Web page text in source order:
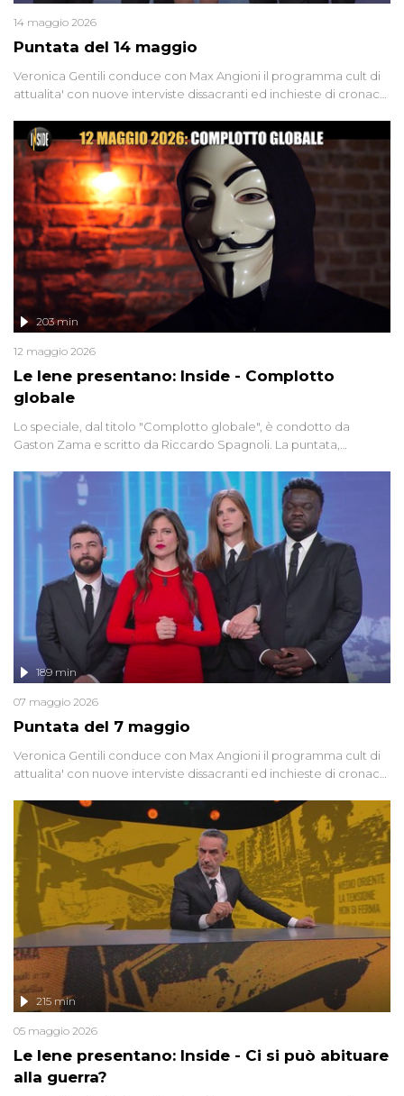
Puntata del 14 maggio
14 maggio 2026
Veronica Gentili conduce con Max Angioni il programma cult di
attualita' con nuove interviste dissacranti ed inchieste di cronaca
Le Iene presentano: Inside - Complotto
globale
203 min
12 maggio 2026
Lo speciale, dal titolo "Complotto globale", è condotto da
Gaston Zama e scritto da Riccardo Spagnoli. La puntata,
racconta l'universo delle narrazioni alternative, dei sospetti
globali e del complottismo che negli ultimi anni hanno invaso
social network, talk show, piazze digitali e immaginario collettivo.
Puntata del 7 maggio
189 min
07 maggio 2026
Veronica Gentili conduce con Max Angioni il programma cult di
attualita' con nuove interviste dissacranti ed inchieste di cronaca
Le Iene presentano: Inside - Ci si può abituare
alla guerra?
215 min
05 maggio 2026